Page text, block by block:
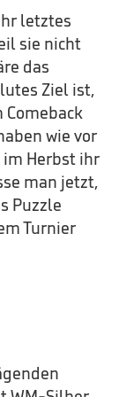
letztes
sie nicht
das
Ziel ist,
wie vor
im Herbst ihr
man jetzt,
Puzzle
Turnier